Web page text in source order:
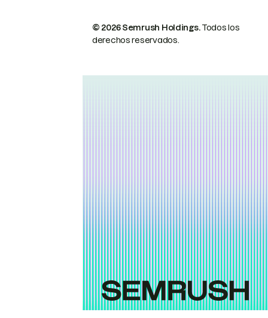
© 2026 Semrush Holdings.Todos los
derechos reservados.